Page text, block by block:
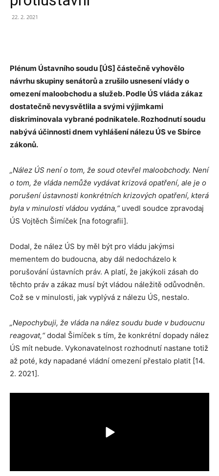
22. 2. 2021
Plénum Ústavního soudu [ÚS] částečně vyhovělo
návrhu skupiny senátorů a zrušilo usnesení vlády o
omezení maloobchodu a služeb. Podle ÚS vláda zákaz
dostatečně nevysvětlila a svými výjimkami
diskriminovala vybrané podnikatele. Rozhodnutí soudu
nabývá účinnosti dnem vyhlášení nálezu ÚS ve Sbírce
zákonů.
„Nález ÚS není o tom, že soud otevřel maloobchody. Není
o tom, že vláda nemůže vydávat krizová opatření, ale je o
porušení ústavnosti konkrétních krizových opatření, která
byla v minulosti vládou vydána,“uvedl soudce zpravodaj
ÚS Vojtěch Šimíček [na fotografii].
Dodal, že nález ÚS by měl být pro vládu jakýmsi
mementem do budoucna, aby dál nedocházelo k
porušování ústavních práv. A platí, že jakýkoli zásah do
těchto práv a zákaz musí být vládou náležitě odůvodněn.
Což se v minulosti, jak vyplývá z nálezu ÚS, nestalo.
„Nepochybuji, že vláda na nález soudu bude v budoucnu
reagovat,“dodal Šimíček s tím, že konkrétní dopady nález
ÚS mít nebude. Vykonavatelnost rozhodnutí nastane totiž
až poté, kdy napadané vládní omezení přestalo platit [14.
2. 2021].